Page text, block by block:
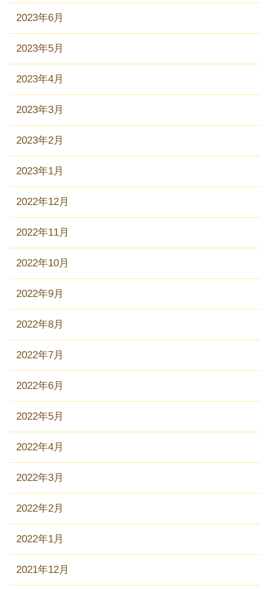
2023年6月
2023年5月
2023年4月
2023年3月
2023年2月
2023年1月
2022年12月
2022年11月
2022年10月
2022年9月
2022年8月
2022年7月
2022年6月
2022年5月
2022年4月
2022年3月
2022年2月
2022年1月
2021年12月